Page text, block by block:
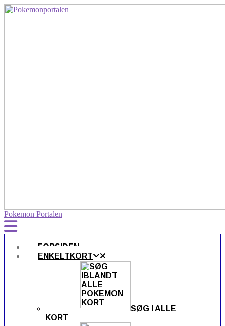
Pokemon Portalen
FORSIDEN
ENKELTKORT
SØG I ALLE
KORT